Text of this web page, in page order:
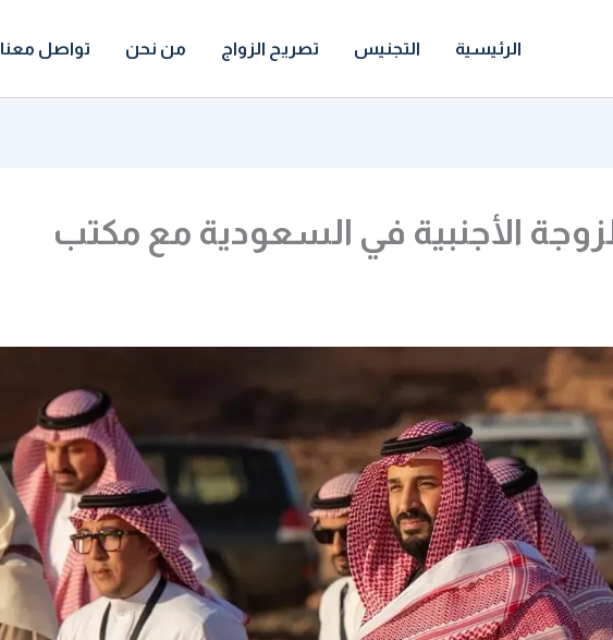
الرئيسية التجنيس تصريح الزواج من نحن تواصل معنا
الأجنبية في السعودية مع مكتب